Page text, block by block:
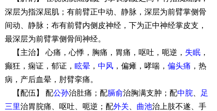
深层为指深屈肌；有前臂正中动、静脉，深层为前臂掌侧骨
间动、静脉；布有前臂内侧皮神经，下为正中神经掌皮支，
最深层为前臂掌侧骨间神经。
【主治】 心痛，心悸，胸痛，胃痛，呕吐，呃逆， 失眠 ，
癫狂，痫证，郁证， 眩晕 ， 中风 ，偏瘫，哮喘， 偏头痛 ，热
病，产后血晕，肘臂挛痛。
【配伍】 配公孙治肚痛；配膈俞治胸满支肿；配中脘
足
三里治胃脘痛、呕吐、呃逆；配外关 曲池治上肢不遂、手